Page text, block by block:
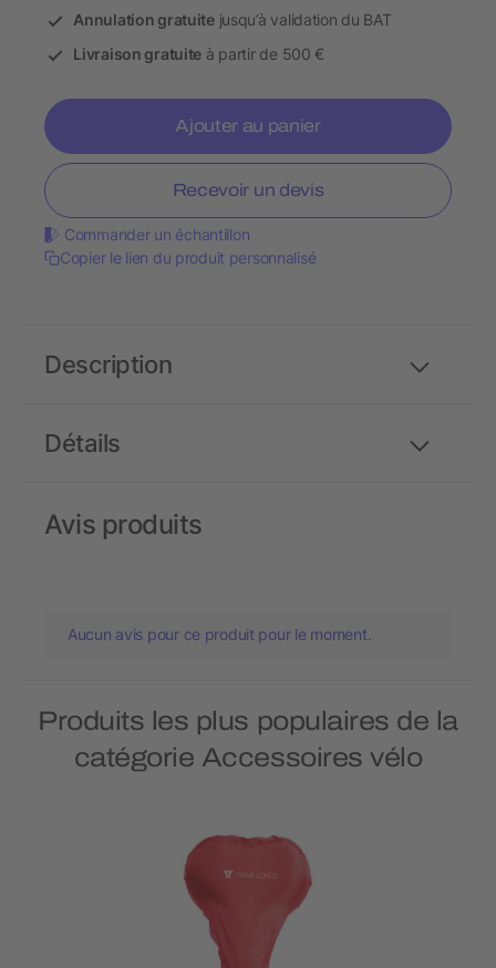
Annulation gratuitejusqu’à validation du BAT
Livraison gratuite à partir de 500 €
Ajouter au panier
Recevoir un devis
Commander un échantillon
Copier le lien du produit personnalisé
Détails
Description
Avis produits
Aucun avis pour ce produit pour le moment.
Produits les plus populaires de la
catégorie Accessoires vélo